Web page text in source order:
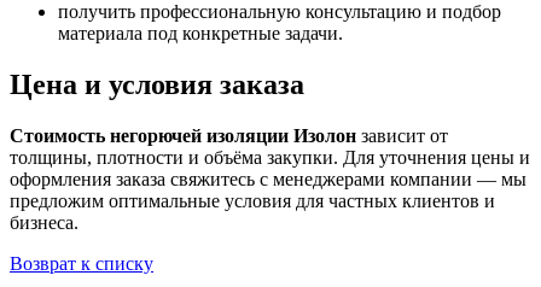
получить профессиональную консультацию и подбор
материала под конкретные задачи.
Цена и условия заказа
Стоимость негорючей изоляции Изолон зависит от
толщины, плотности и объёма закупки. Для уточнения цены и
оформления заказа свяжитесь с менеджерами компании — мы
предложим оптимальные условия для частных клиентов и
бизнеса.
Возврат к списку